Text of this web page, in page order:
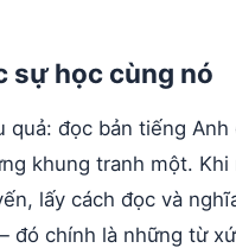
sự học cùng nó
quả: đọc bản tiếng
khung tranh một.
lấy cách đọc và
đó chính là những từ